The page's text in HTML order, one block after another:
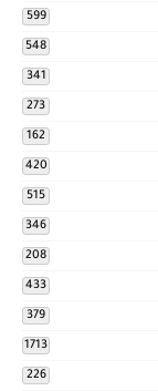
599
548
341
273
162
420
515
346
208
433
379
1713
226